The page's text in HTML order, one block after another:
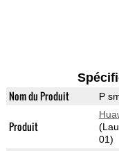
Nom du Produit P
Produit
01)